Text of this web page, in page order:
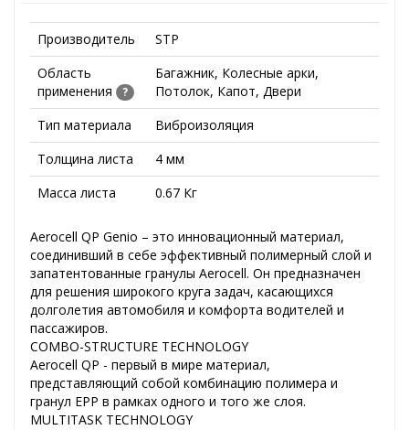
Производитель
STP
Область
применения
?
Багажник, Колесные арки,
Потолок, Капот, Двери
Тип материала
Виброизоляция
Толщина листа
4 мм
Масса листа
0.67 Кг
Aerocell QP Genio – это инновационный материал,
соединивший в себе эффективный полимерный слой и
запатентованные гранулы Aerocell. Он предназначен
для решения широкого круга задач, касающихся
долголетия автомобиля и комфорта водителей и
пассажиров.
COMBO-STRUCTURE TECHNOLOGY
Aerocell QP - первый в мире материал,
представляющий собой комбинацию полимера и
гранул EPP в рамках одного и того же слоя.
MULTITASK TECHNOLOGY